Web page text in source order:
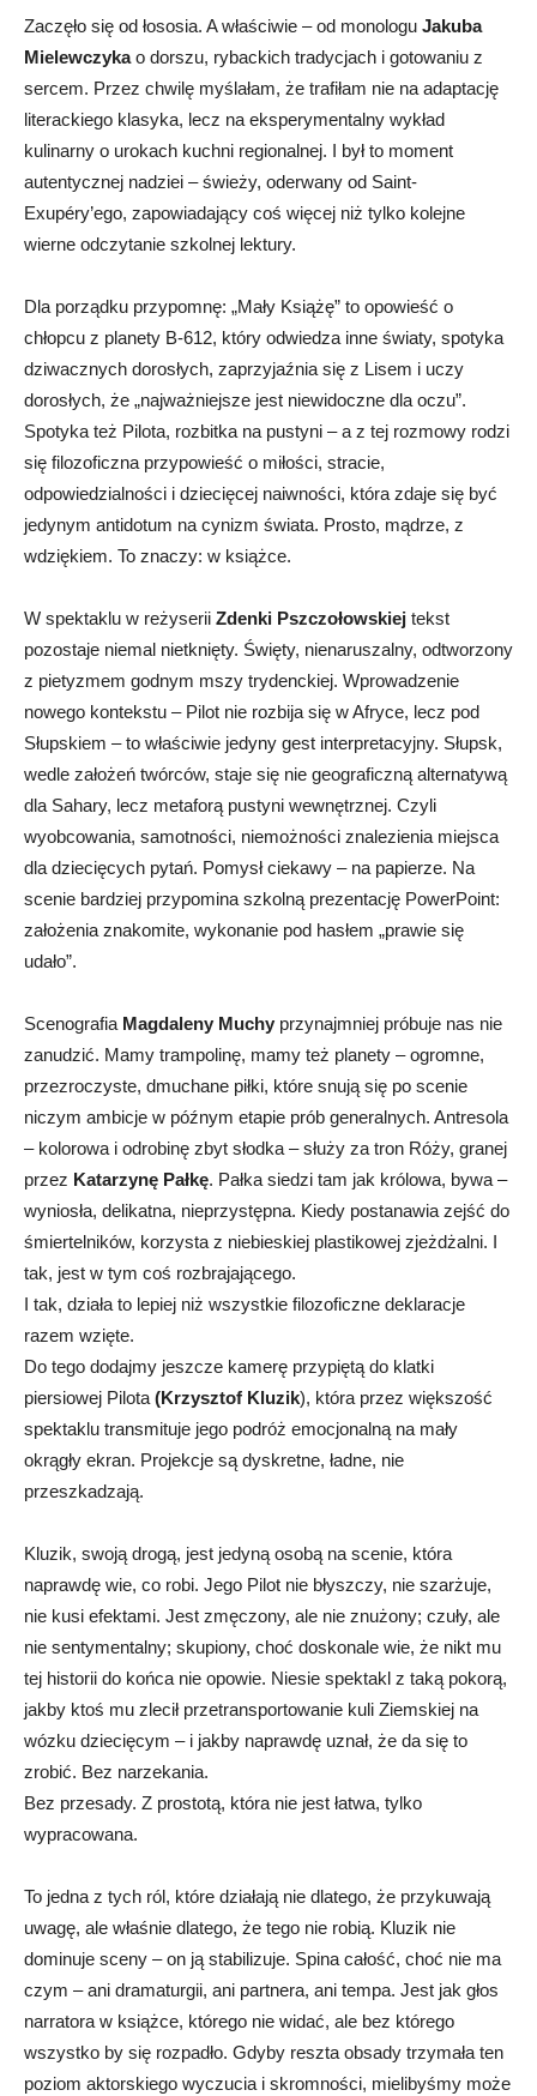
Zaczęło się od łososia. A właściwie – od monologu Jakuba
Mielewczykao dorszu, rybackich tradycjach i gotowaniu z
sercem. Przez chwilę myślałam, że trafiłam nie na adaptację
literackiego klasyka, lecz na eksperymentalny wykład
kulinarny o urokach kuchni regionalnej. I był to moment
autentycznej nadziei – świeży, oderwany od Saint-
Exupéry’ego, zapowiadający coś więcej niż tylko kolejne
wierne odczytanie szkolnej lektury.
Dla porządku przypomnę: „Mały Książę” to opowieść o
chłopcu z planety B-612, który odwiedza inne światy, spotyka
dziwacznych dorosłych, zaprzyjaźnia się z Lisem i uczy
dorosłych, że „najważniejsze jest niewidoczne dla oczu”.
Spotyka też Pilota, rozbitka na pustyni – a z tej rozmowy rodzi
się filozoficzna przypowieść o miłości, stracie,
odpowiedzialności i dziecięcej naiwności, która zdaje się być
jedynym antidotum na cynizm świata. Prosto, mądrze, z
wdziękiem. To znaczy: w książce.
W spektaklu w reżyserii Zdenki Pszczołowskiej tekst
pozostaje niemal nietknięty. Święty, nienaruszalny, odtworzony
z pietyzmem godnym mszy trydenckiej. Wprowadzenie
nowego kontekstu – Pilot nie rozbija się w Afryce, lecz pod
Słupskiem – to właściwie jedyny gest interpretacyjny. Słupsk,
wedle założeń twórców, staje się nie geograficzną alternatywą
dla Sahary, lecz metaforą pustyni wewnętrznej. Czyli
wyobcowania, samotności, niemożności znalezienia miejsca
dla dziecięcych pytań. Pomysł ciekawy – na papierze. Na
scenie bardziej przypomina szkolną prezentację PowerPoint:
założenia znakomite, wykonanie pod hasłem „prawie się
udało”.
Scenografia Magdaleny Muchy przynajmniej próbuje nas nie
zanudzić. Mamy trampolinę, mamy też planety – ogromne,
przezroczyste, dmuchane piłki, które snują się po scenie
niczym ambicje w późnym etapie prób generalnych. Antresola
– kolorowa i odrobinę zbyt słodka – służy za tron Róży, granej
przez Katarzynę Pałkę. Pałka siedzi tam jak królowa, bywa –
wyniosła, delikatna, nieprzystępna. Kiedy postanawia zejść do
śmiertelników, korzysta z niebieskiej plastikowej zjeżdżalni. I
tak, jest w tym coś rozbrajającego.
I tak, działa to lepiej niż wszystkie filozoficzne deklaracje
razem wzięte.
Do tego dodajmy jeszcze kamerę przypiętą do klatki
piersiowej Pilota (Krzysztof Kluzik), która przez większość
spektaklu transmituje jego podróż emocjonalną na mały
okrągły ekran. Projekcje są dyskretne, ładne, nie
przeszkadzają.
Kluzik, swoją drogą, jest jedyną osobą na scenie, która
naprawdę wie, co robi. Jego Pilot nie błyszczy, nie szarżuje,
nie kusi efektami. Jest zmęczony, ale nie znużony; czuły, ale
nie sentymentalny; skupiony, choć doskonale wie, że nikt mu
tej historii do końca nie opowie. Niesie spektakl z taką pokorą,
jakby ktoś mu zlecił przetransportowanie kuli Ziemskiej na
wózku dziecięcym – i jakby naprawdę uznał, że da się to
zrobić. Bez narzekania.
Bez przesady. Z prostotą, która nie jest łatwa, tylko
wypracowana.
To jedna z tych ról, które działają nie dlatego, że przykuwają
uwagę, ale właśnie dlatego, że tego nie robią. Kluzik nie
dominuje sceny – on ją stabilizuje. Spina całość, choć nie ma
czym – ani dramaturgii, ani partnera, ani tempa. Jest jak głos
narratora w książce, którego nie widać, ale bez którego
wszystko by się rozpadło. Gdyby reszta obsady trzymała ten
poziom aktorskiego wyczucia i skromności, mielibyśmy może